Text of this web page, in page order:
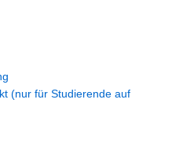
(nur für Studierende auf